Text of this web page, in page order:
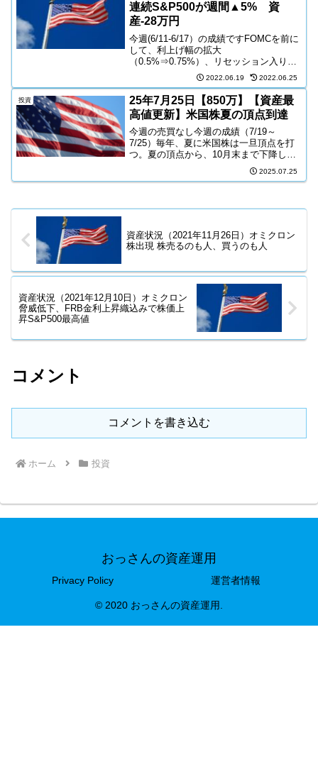
連続S&P500が週間▲5% 資
産-28万円
今週(6/11-6/17）の成績ですFOMCを前に
して、利上げ幅の拡大
（0.5%⇒0.75%）、リセッション入りな
どの報道飛び交い、利益が出ていた株を
売り、リバースETFのSPXSを購入し
た。まだ下げてしまうという頭になり、
毎日の積み立て2...
2022.06.19 2022.06.25
投資
25年7月25日【850万】【資産最
高値更新】米国株夏の頂点到達
今週の売買なし今週の成績（7/19～
7/25）毎年、夏に米国株は一旦頂点を打
つ。夏の頂点から、10月末まで下降し
て、そこから12月年末に向けて上昇する
というのが、例年のパターン。来週から
2025.07.25
資産状況（2021年11月26日）オミクロン
株出現 株売るのも人、買うのも人
資産状況（2021年12月10日）オミクロン
脅威低下、FRB金利上昇織込みで株価上
昇S&P500最高値
コメント
コメントを書き込む
ホーム 投資
おっさんの資産運用
Privacy Policy 運営者情報
© 2020 おっさんの資産運用.